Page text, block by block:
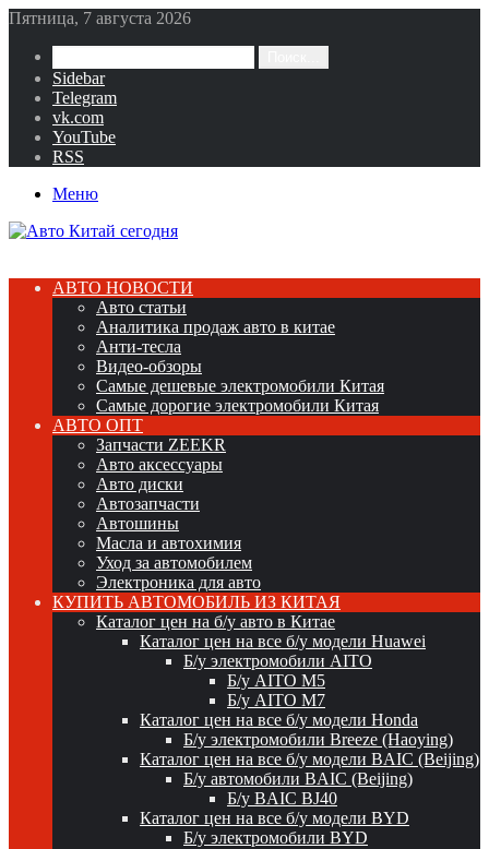
Пятница, 7 августа 2026
Sidebar
Telegram
vk.com
YouTube
RSS
Меню
АВТО НОВОСТИ
Авто статьи
Аналитика продаж авто в китае
Анти-тесла
Видео-обзоры
Самые дешевые электромобили Китая
Самые дорогие электромобили Китая
АВТО ОПТ
Запчасти ZEEKR
Авто аксессуары
Авто диски
Автозапчасти
Автошины
Масла и автохимия
Уход за автомобилем
Электроника для авто
КУПИТЬ АВТОМОБИЛЬ ИЗ КИТАЯ
Каталог цен на б/у авто в Китае
Каталог цен на все б/у модели Huawei
Б/у электромобили AITO
Б/у AITO M5
Б/у AITO M7
Каталог цен на все б/у модели Honda
Б/у электромобили Breeze (Haoying)
Каталог цен на все б/у модели BAIC (Beijing)
Б/у автомобили BAIC (Beijing)
Б/у BAIC BJ40
Каталог цен на все б/у модели BYD
Б/у электромобили BYD